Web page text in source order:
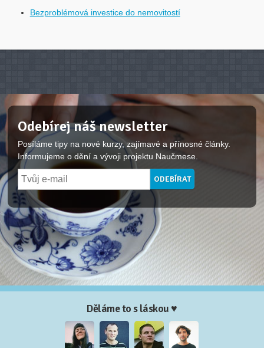
Bezproblémová investice do nemovitostí
Odebírej náš newsletter
Posíláme tipy na nové kurzy, zajímavé a přínosné články.
Informujeme o dění a vývoji projektu Naučmese.
Děláme to s láskou ♥